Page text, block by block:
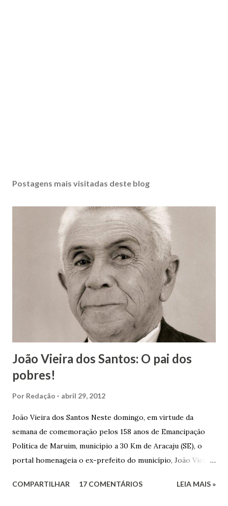
Postagens mais visitadas deste blog
João Vieira dos Santos: O pai dos
pobres!
Por Redação abril 29, 2012
João Vieira dos Santos Neste domingo, em virtude da
semana de comemoração pelos 158 anos de Emancipação
Política de Maruim, município a 30 Km de Aracaju (SE), o
portal homenageia o ex-prefeito do município, João Vieira
Vieira dos Santos e Arlinda Barroso dos Santos, nasceu em
COMPARTILHAR 17 COMENTÁRIOS LEIA MAIS »